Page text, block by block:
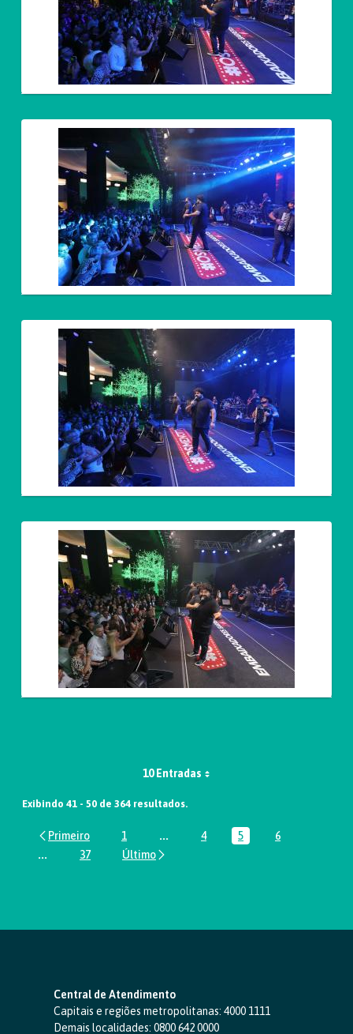
10 Entradas
Exibindo 41 - 50 de 364 resultados.
Página
1 ...Páginas intermediárias Usar ABA
Página
4 Página
5 Página
6
...Páginas intermediárias Usar ABA para navegar.
Página
37
Central de Atendimento
Capitais e regiões metropolitanas: 4000 1111
Demais localidades: 0800 642 0000